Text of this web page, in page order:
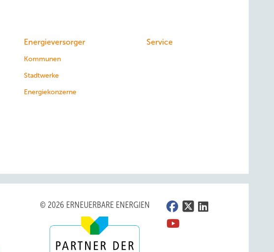
Energieversorger
Kommunen
Stadtwerke
Energiekonzerne
Service
© 2026 ERNEUERBARE ENERGIEN